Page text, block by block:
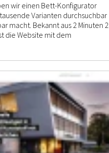
wir einen Bett-Konfigurator
Varianten durchsuchbar
macht. Bekannt aus 2 Minuten 2
die Website mit dem